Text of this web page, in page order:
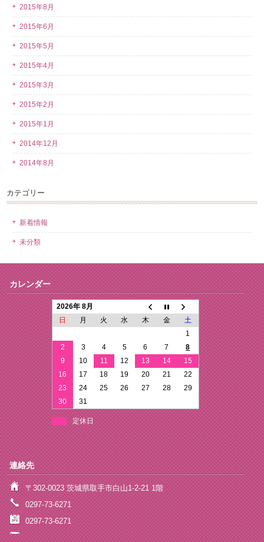
2015年8月
2015年6月
2015年5月
2015年4月
2015年3月
2015年2月
2015年1月
2014年12月
2014年8月
カテゴリー
新着情報
未分類
カレンダー
2026年 8月
日
月 火 水 木 金
土
1
2
3 4 5 6 7
8
9
10 11 12 13 14
15
16
17 18 19 20 21
22
23
24 25 26 27 28
29
30
31
定休日
連絡先
〒302-0023 茨城県取手市白山1-2-21 1階
0297-73-6271
0297-73-6271